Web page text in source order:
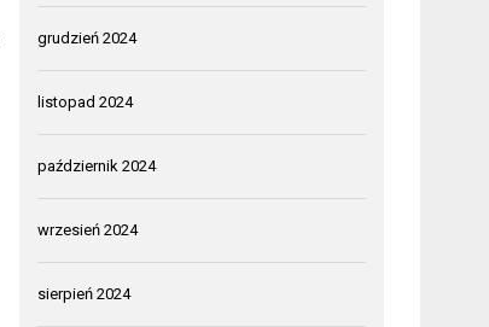
grudzień 2024
listopad 2024
październik 2024
wrzesień 2024
sierpień 2024